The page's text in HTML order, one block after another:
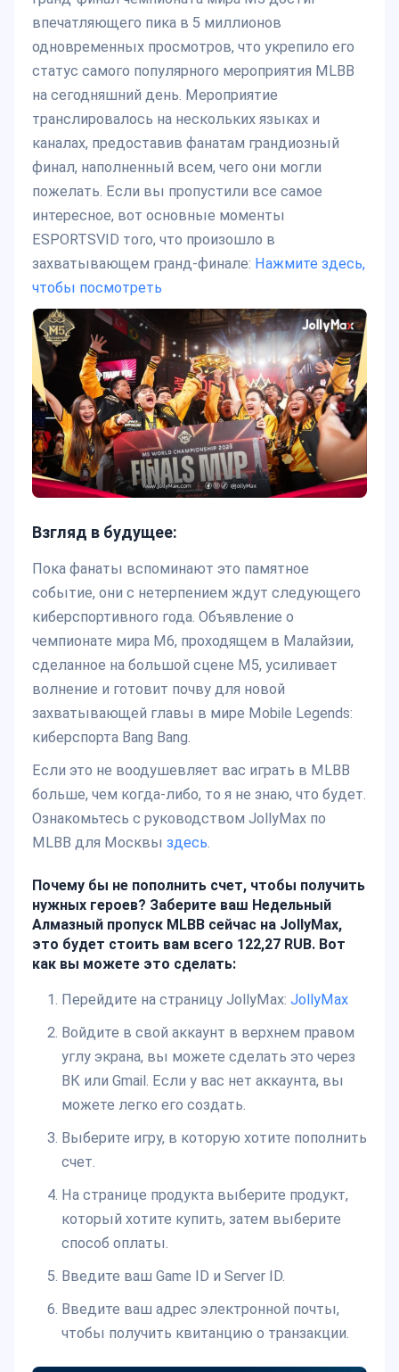
впечатляющего пика в 5 миллионов
одновременных просмотров, что укрепило его
статус самого популярного мероприятия MLBB
на сегодняшний день. Мероприятие
транслировалось на нескольких языках и
каналах, предоставив фанатам грандиозный
финал, наполненный всем, чего они могли
пожелать. Если вы пропустили все самое
интересное, вот основные моменты
ESPORTSVID того, что произошло в
захватывающем гранд-финале: Нажмите здесь,
чтобы посмотреть
Взгляд в будущее:
Пока фанаты вспоминают это памятное
событие, они с нетерпением ждут следующего
киберспортивного года. Объявление о
чемпионате мира M6, проходящем в Малайзии,
сделанное на большой сцене M5, усиливает
волнение и готовит почву для новой
захватывающей главы в мире Mobile Legends:
киберспорта Bang Bang.
Если это не воодушевляет вас играть в MLBB
больше, чем когда-либо, то я не знаю, что будет.
Ознакомьтесь с руководством JollyMax по
MLBB для Москвы здесь.
Почему бы не пополнить счет, чтобы получить
нужных героев? Заберите ваш Недельный
Алмазный пропуск MLBB сейчас на JollyMax,
это будет стоить вам всего 122,27 RUB. Вот
как вы можете это сделать:
Перейдите на страницу JollyMax: JollyMax
Войдите в свой аккаунт в верхнем правом
углу экрана, вы можете сделать это через
ВК или Gmail. Если у вас нет аккаунта, вы
можете легко его создать.
Выберите игру, в которую хотите пополнить
счет.
На странице продукта выберите продукт,
который хотите купить, затем выберите
способ оплаты.
Введите ваш Game ID и Server ID.
Введите ваш адрес электронной почты,
чтобы получить квитанцию о транзакции.